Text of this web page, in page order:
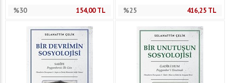
%30
154,00TL
%25
416,25 TL